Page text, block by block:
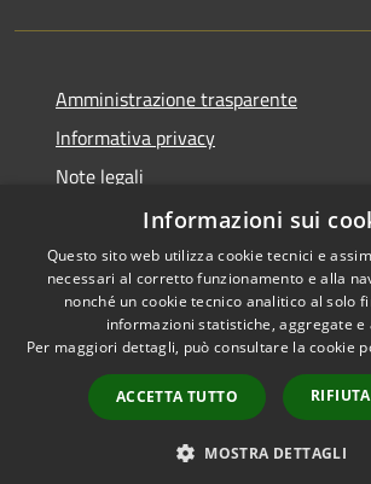
Amministrazione trasparente
Informativa privacy
Note legali
Dichiarazione di accessibilità
RSS
Accessibilità
Copyright
Informazioni sui
Questo sito web utilizza cookie tecnici e
necessari al corretto funzionamento e alla
nonché un cookie tecnico analitico al solo
informazioni statistiche, aggregate e
Per maggiori dettagli, può consultare la cookie
ACCETTA TUTTO
MOSTRA DETTAGLI